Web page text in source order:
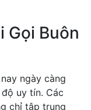
Gọi Buôn
ngày càng
uy tín. Các
chỉ tập trung